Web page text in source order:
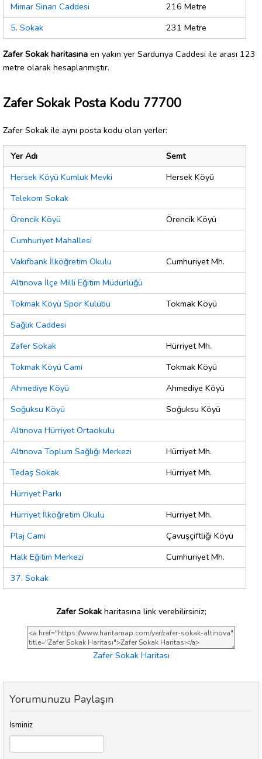
Mimar Sinan Caddesi
216 Metre
5. Sokak
231 Metre
Zafer Sokak haritasına en yakın yer Sardunya Caddesi ile arası 123
metre olarak hesaplanmıştır.
Zafer Sokak Posta Kodu 77700
Zafer Sokak ile aynı posta kodu olan yerler:
Yer Adı
Semt
Hersek Köyü Kumluk Mevki
Hersek Köyü
Telekom Sokak
Örencik Köyü
Örencik Köyü
Cumhuriyet Mahallesi
Vakıfbank İlköğretim Okulu
Cumhuriyet Mh.
Altınova İlçe Milli Eğitim Müdürlüğü
Tokmak Köyü Spor Kulübü
Tokmak Köyü
Sağlık Caddesi
Zafer Sokak
Hürriyet Mh.
Tokmak Köyü Cami
Tokmak Köyü
Ahmediye Köyü
Ahmediye Köyü
Soğuksu Köyü
Soğuksu Köyü
Altınova Hürriyet Ortaokulu
Altınova Toplum Sağlığı Merkezi
Hürriyet Mh.
Tedaş Sokak
Hürriyet Mh.
Hürriyet Parkı
Hürriyet İlköğretim Okulu
Hürriyet Mh.
Plaj Cami
Çavuşçiftliği Köyü
Halk Eğitim Merkezi
Cumhuriyet Mh.
37. Sokak
Zafer Sokakharitasına link verebilirsiniz;
Zafer Sokak Haritası
Yorumunuzu Paylaşın
İsminiz